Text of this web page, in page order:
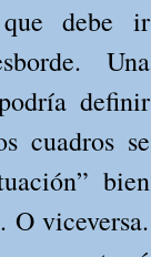
que debe ir
Una
definir
cuadros se
bien
O viceversa.